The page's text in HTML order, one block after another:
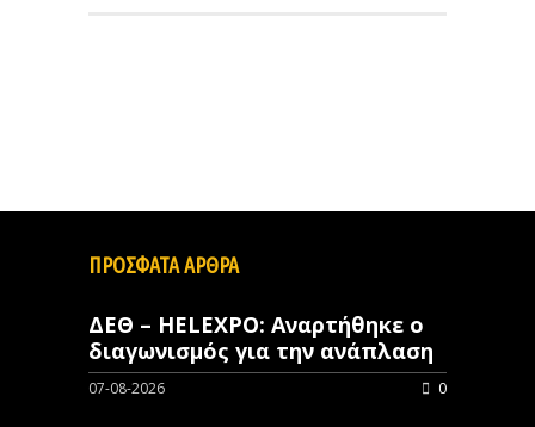
ΠΡΟΣΦΑΤΑ ΑΡΘΡΑ
ΔΕΘ – HELEXPO: Αναρτήθηκε ο
διαγωνισμός για την ανάπλαση
07-08-2026 0